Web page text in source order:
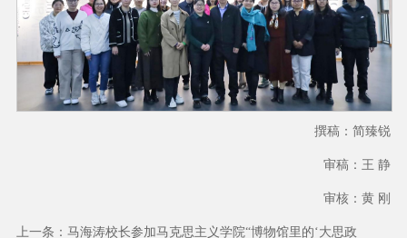
撰稿：简臻锐
审稿：王 静
审核：黄 刚
上一条： 马海涛校长参加马克思主义学院“博物馆里的‘大思政